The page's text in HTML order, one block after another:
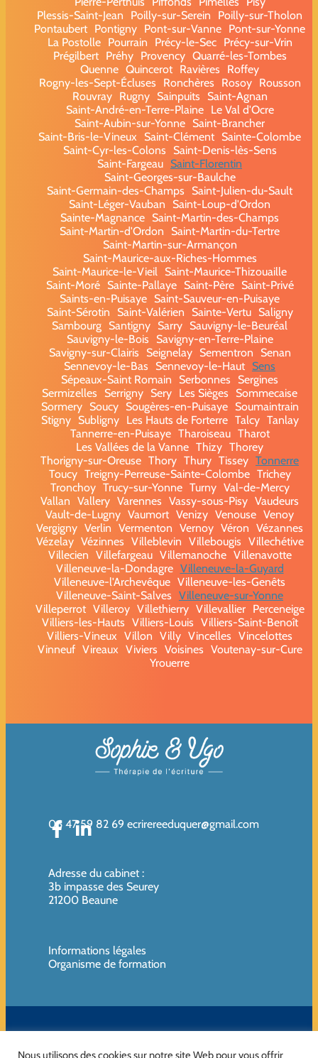
Plessis-Saint-Jean
Poilly-sur-Serein
Poilly-sur-Tholon
Pontaubert Pontigny Pont-sur-Vanne Pont-sur-Yonne
La Postolle
Pourrain Précy-le-Sec
Précy-sur-Vrin
Prégilbert
Préhy Provency Quarré-les-Tombes
Quenne Quincerot Ravières
Roffey
Rogny-les-Sept-Écluses
Ronchères Rosoy
Rousson
Rouvray
Rugny Sainpuits
Saint-Agnan
Saint-André-en-Terre-Plaine
Le Val d'Ocre
Saint-Aubin-sur-Yonne Saint-Brancher
Saint-Bris-le-Vineux
Saint-Clément Sainte-Colombe
Saint-Cyr-les-Colons
Saint-Denis-lès-Sens
Saint-Fargeau Saint-Florentin
Saint-Georges-sur-Baulche
Saint-Germain-des-Champs
Saint-Julien-du-Sault
Saint-Léger-Vauban
Saint-Loup-d'Ordon
Sainte-Magnance Saint-Martin-des-Champs
Saint-Martin-d'Ordon
Saint-Martin-du-Tertre
Saint-Martin-sur-Armançon
Saint-Maurice-aux-Riches-Hommes
Saint-Maurice-le-Vieil
Saint-Maurice-Thizouaille
Saint-Moré
Sainte-Pallaye Saint-Père
Saint-Privé
Saints-en-Puisaye Saint-Sauveur-en-Puisaye
Saint-Sérotin
Saint-Valérien Sainte-Vertu
Saligny
Sambourg Santigny Sarry Sauvigny-le-Beuréal
Sauvigny-le-Bois
Savigny-en-Terre-Plaine
Savigny-sur-Clairis
Seignelay Sementron
Senan
Sennevoy-le-Bas
Sennevoy-le-Haut Sens
Sépeaux-Saint Romain
Serbonnes
Sergines
Sermizelles
Serrigny Sery Les Sièges
Sommecaise
Sormery
Soucy Sougères-en-Puisaye
Soumaintrain
Stigny
Subligny Les Hauts de Forterre Talcy Tanlay
Tannerre-en-Puisaye Tharoiseau Tharot
Les Vallées de la Vanne Thizy Thorey
Thorigny-sur-Oreuse Thory Thury Tissey Tonnerre
Toucy Treigny-Perreuse-Sainte-Colombe Trichey
Tronchoy Trucy-sur-Yonne Turny Val-de-Mercy
Vallan Vallery Varennes Vassy-sous-Pisy Vaudeurs
Vault-de-Lugny Vaumort Venizy Venouse Venoy
Vergigny Verlin Vermenton Vernoy Véron Vézannes
Vézelay Vézinnes Villeblevin Villebougis Villechétive
Villecien Villefargeau Villemanoche Villenavotte
Villeneuve-la-Dondagre Villeneuve-la-Guyard
Villeneuve-l'Archevêque Villeneuve-les-Genêts
Villeneuve-Saint-Salves Villeneuve-sur-Yonne
Villeperrot Villeroy Villethierry Villevallier
Perceneige
Villiers-les-Hauts Villiers-Louis Villiers-Saint-Benoît
Villiers-Vineux Villon Villy Vincelles Vincelottes
Vinneuf Vireaux Viviers Voisines Voutenay-sur-Cure
Yrouerre
06 47 59 82 69 ecrirereeduquer@gmail.com
Adresse du cabinet :
3b impasse des Seurey
21200 Beaune
Informations légales
Organisme de formation
Nous utilisons des cookies sur notre site Web pour vous offrir